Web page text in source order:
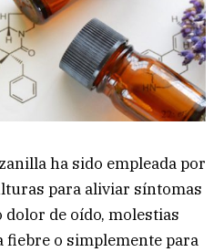
ha sido empleada por
para aliviar síntomas
de oído, molestias
fiebre o simplemente para